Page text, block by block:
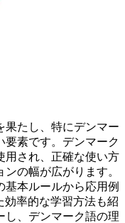
果たし、特にデンマー
要素です。デンマーク
用され、正確な使い方
の幅が広がります。
基本ルールから応用例
効率的な学習方法も紹
し、デンマーク語の理